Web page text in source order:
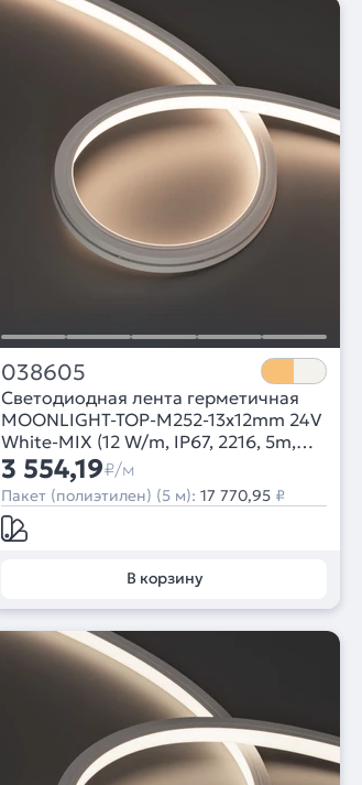
038605
Светодиодная лента герметичная
MOONLIGHT-TOP-M252-13x12mm 24V
White-MIX (12 W/m, IP67, 2216, 5m,
Wire x1) (Arlight, 12 Вт/м, IP67)
3 554,19₽/м
Пакет (полиэтилен) (5 м): 17 770,95 ₽
В корзину